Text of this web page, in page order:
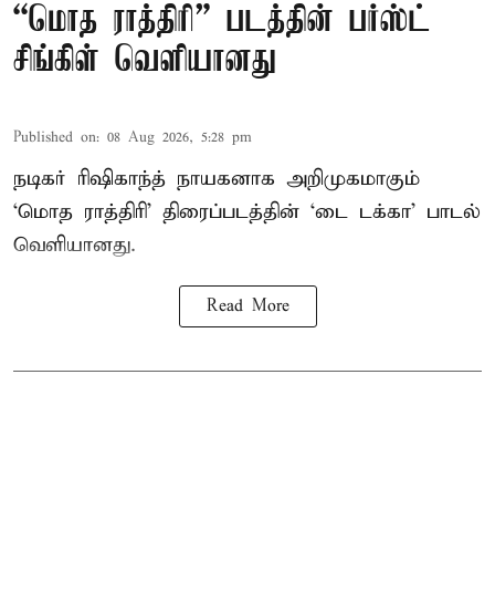
“மொத ராத்திரி” படத்தின் பர்ஸ்ட்
சிங்கிள் வெளியானது
Published on: 08 Aug 2026, 5:28 pm
நடிகர் ரிஷிகாந்த் நாயகனாக அறிமுகமாகும்
‘மொத ராத்திரி’ திரைப்படத்தின் ‘டை டக்கா’ பாடல்
வெளியானது.
Read More